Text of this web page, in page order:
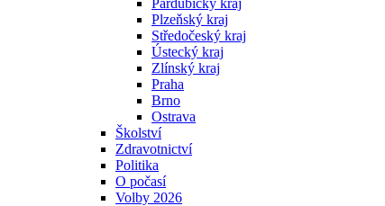
Pardubický kraj
Plzeňský kraj
Středočeský kraj
Ústecký kraj
Zlínský kraj
Praha
Brno
Ostrava
Školství
Zdravotnictví
Politika
O počasí
Volby 2026